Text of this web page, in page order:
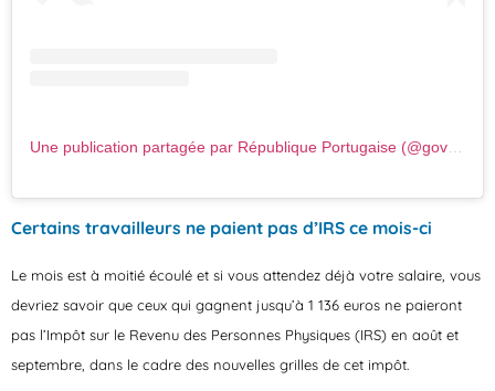
Certains travailleurs ne paient pas d’IRS ce mois-ci
Le mois est à moitié écoulé et si vous attendez déjà votre salaire, vous
devriez savoir que ceux qui gagnent jusqu’à 1 136 euros ne paieront
pas l’Impôt sur le Revenu des Personnes Physiques (IRS) en août et
septembre, dans le cadre des nouvelles grilles de cet impôt.